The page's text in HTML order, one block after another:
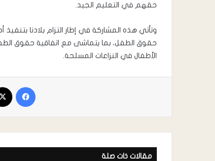
حقهم في التعليم الجيد.
وتأتي هذه المشاركة في إطار التزام بلادنا بتنفيذ
حقوق الطفل، بما يتماشى مع اتفاقية حقوق
الأطفال في النزاعات المسلحة.
مقالات ذات صلة